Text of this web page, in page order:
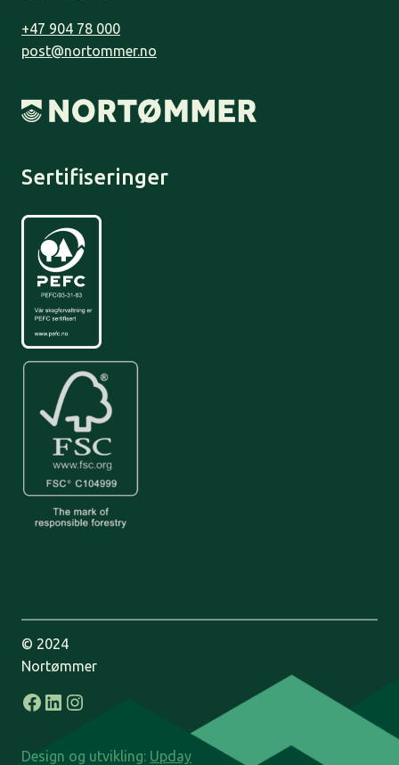
+47 904 78 000
post@nortommer.no
Sertifiseringer
© 2024
Nortømmer
Facebook
LinkedIn
Instagram
Design og utvikling: Upday